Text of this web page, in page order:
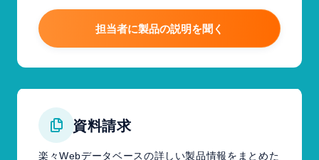
担当者に製品の説明を聞く
資料請求
楽々Webデータベースの詳しい製品情報をまとめた